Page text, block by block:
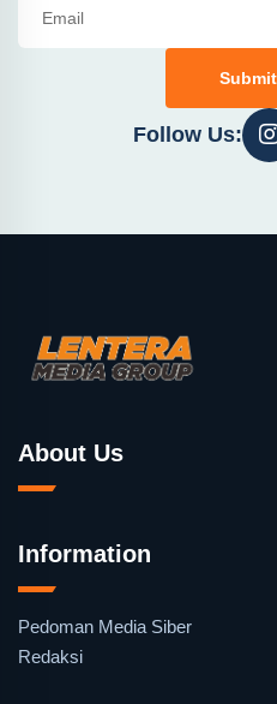
Follow Us:
About Us
Information
Pedoman Media Siber
Redaksi